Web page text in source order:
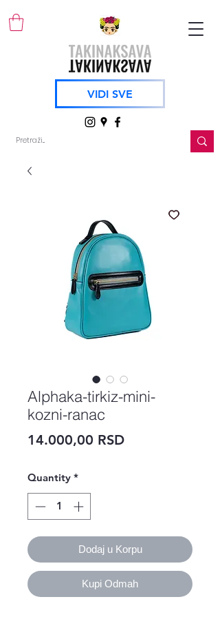
VIDI SVE
Alphaka-tirkiz-mini-
kozni-ranac
14.000,00 RSDPrice
Quantity *
Dodaj u Korpu
Kupi Odmah